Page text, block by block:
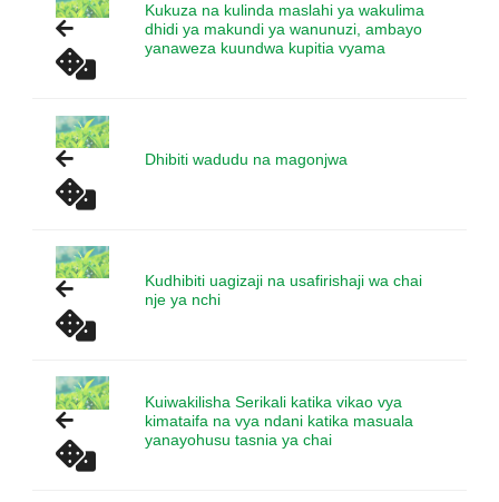
Kukuza na kulinda maslahi ya wakulima
dhidi ya makundi ya wanunuzi, ambayo
yanaweza kuundwa kupitia vyama
Dhibiti wadudu na magonjwa
Kudhibiti uagizaji na usafirishaji wa chai
nje ya nchi
Kuiwakilisha Serikali katika vikao vya
kimataifa na vya ndani katika masuala
yanayohusu tasnia ya chai